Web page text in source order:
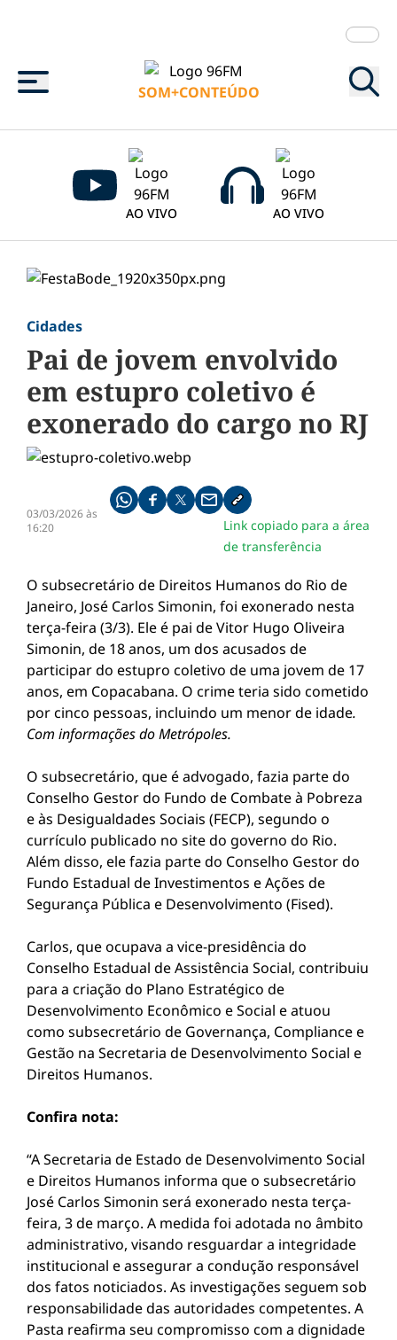
Menu
SOM+CONTEÚDO
AO VIVO AO VIVO
Cidades
Pai de jovem envolvido
em estupro coletivo é
exonerado do cargo no RJ
03/03/2026 às
16:20
Compartilhe pelo whatsapp
Compartilhar no facebook
Compartilhar no twitter
Compartilhe pelo email
Copiar link da notícia
Link copiado para a área
de transferência
O subsecretário de Direitos Humanos do Rio de
Janeiro, José Carlos Simonin, foi exonerado nesta
terça-feira (3/3). Ele é pai de Vitor Hugo Oliveira
Simonin, de 18 anos, um dos acusados de
participar do estupro coletivo de uma jovem de 17
anos, em Copacabana. O crime teria sido cometido
por cinco pessoas, incluindo um menor de idade.
Com informações do Metrópoles.
O subsecretário, que é advogado, fazia parte do
Conselho Gestor do Fundo de Combate à Pobreza
e às Desigualdades Sociais (FECP), segundo o
currículo publicado no site do governo do Rio.
Além disso, ele fazia parte do Conselho Gestor do
Fundo Estadual de Investimentos e Ações de
Segurança Pública e Desenvolvimento (Fised).
Carlos, que ocupava a vice-presidência do
Conselho Estadual de Assistência Social, contribuiu
para a criação do Plano Estratégico de
Desenvolvimento Econômico e Social e atuou
como subsecretário de Governança, Compliance e
Gestão na Secretaria de Desenvolvimento Social e
Direitos Humanos.
Confira nota:
“A Secretaria de Estado de Desenvolvimento Social
e Direitos Humanos informa que o subsecretário
José Carlos Simonin será exonerado nesta terça-
feira, 3 de março. A medida foi adotada no âmbito
administrativo, visando resguardar a integridade
institucional e assegurar a condução responsável
dos fatos noticiados. As investigações seguem sob
responsabilidade das autoridades competentes. A
Pasta reafirma seu compromisso com a dignidade